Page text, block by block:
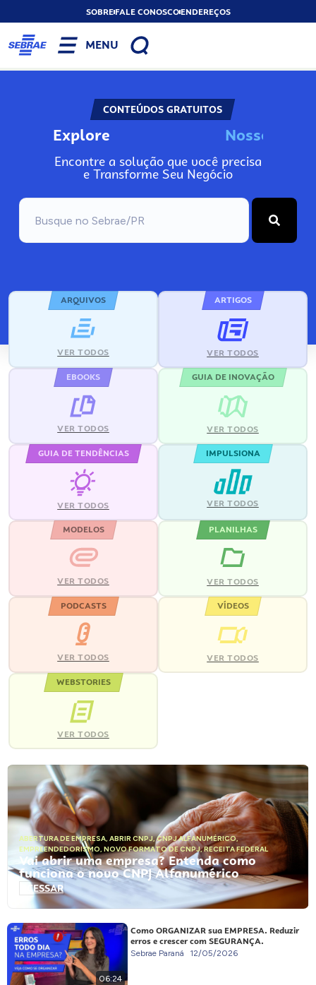
SOBREFALE CONOSCOENDEREÇOS
MENU
CONTEÚDOS GRATUITOS
Explore Nos
Encontre a solução que você precisa
e Transforme Seu Negócio
ARQUIVOS
VER TODOS
ARTIGOS
VER TODOS
EBOOKS
VER TODOS
GUIA DE INOVAÇÃO
VER TODOS
GUIA DE TENDÊNCIAS
VER TODOS
IMPULSIONA
VER TODOS
MODELOS
VER TODOS
PLANILHAS
VER TODOS
PODCASTS
VER TODOS
VÍDEOS
VER TODOS
WEBSTORIES
VER TODOS
ABERTURA DE EMPRESA, ABRIR CNPJ,CNPJ ALFANUMÉRICO,
EMPREENDEDORISMO, NOVO FORMATO DE CNPJ,RECEITA FEDERAL
Vai abrir uma empresa? Entenda como
funciona o novo CNPJ Alfanumérico
ACESSAR
06:24
Como ORGANIZAR sua EMPRESA. Reduzir
erros e crescer com SEGURANÇA.
Sebrae Paraná 12/05/2026